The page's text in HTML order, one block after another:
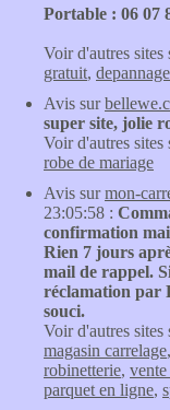
Portable : 06 07
Voir d'autres sites
gratuit,
Avis sur
super site, jolie
Voir d'autres sites
robe de mariage
Avis surmon-
23:05:58 :
confirmation
Rien 7 jours
mail de rappel.
réclamation par
souci.
Voir d'autres sites
magasin carrelage,
robinetterie,
parquet en ligne,